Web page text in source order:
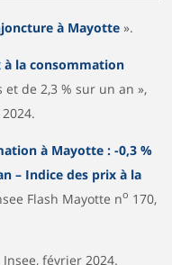
à Mayotte ».
à la consommation
de 2,3 % sur un an »,
à Mayotte : -0,3 %
– Indice des prix à la
Flash Mayotte no 170,
Insee, février 2024.